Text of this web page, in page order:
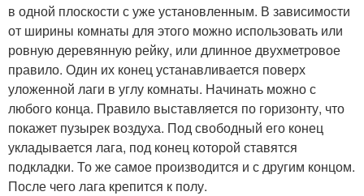
в одной плоскости с уже установленным. В зависимости
от ширины комнаты для этого можно использовать или
ровную деревянную рейку, или длинное двухметровое
правило. Один их конец устанавливается поверх
уложенной лаги в углу комнаты. Начинать можно с
любого конца. Правило выставляется по горизонту, что
покажет пузырек воздуха. Под свободный его конец
укладывается лага, под конец которой ставятся
подкладки. То же самое производится и с другим концом.
После чего лага крепится к полу.